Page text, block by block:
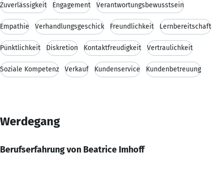
Zuverlässigkeit Engagement Verantwortungsbewusstsein
Empathie Verhandlungsgeschick Freundlichkeit Lernbereitschaft
Pünktlichkeit Diskretion Kontaktfreudigkeit Vertraulichkeit
Soziale Kompetenz Verkauf Kundenservice Kundenbetreuung
Werdegang
Berufserfahrung von Beatrice Imhoff